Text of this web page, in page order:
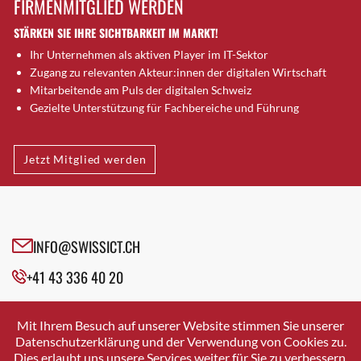
Brugg AG
Brütten
Bubendorf
Bubikon
Buchs (SG)
Bäretswil
Bülach
Cazis
Crissier
Davos Platz
Dierikon
Dietikon
FIRMENMITGLIED WERDEN
STÄRKEN SIE IHRE SICHTBARKEIT IM MARKT!
Ihr Unternehmen als aktiven Player im IT-Sektor
Zugang zu relevanten Akteur:innen der digitalen Wirtschaft
Mitarbeitende am Puls der digitalen Schweiz
Gezielte Unterstützung für Fachbereiche und Führung
Jetzt Mitglied werden
INFO@SWISSICT.CH
+41 43 336 40 20
SWISSICT
VULKANSTRASSE 120
8048 ZURICH
Mit Ihrem Besuch auf unserer Website stimmen Sie unserer
Datenschutzerklärung und der Verwendung von Cookies zu.
Dies erlaubt uns unsere Services weiter für Sie zu verbessern.